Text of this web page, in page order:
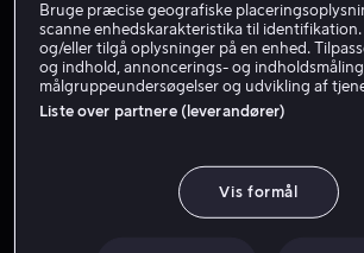
Bruge præcise geografiske
scanne enhedskarakteristika til
og/eller tilgå oplysninger på en enhed.
og indhold, annoncerings- og indholdsmåling,
målgruppeundersøgelser og udvikling af
Liste over partnere (leverandører)
Vis formål